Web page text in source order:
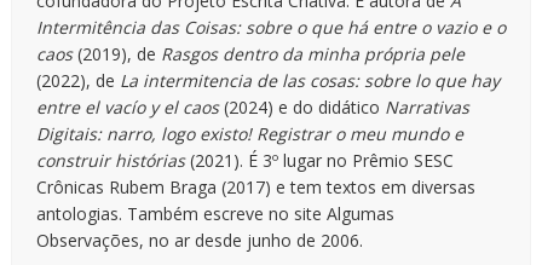
Intermitência das Coisas: sobre o que há entre o vazio e o
caos(2019), de Rasgos dentro da minha própria pele
(2022), de La intermitencia de las cosas: sobre lo que hay
entre el vacío y el caos(2024) e do didático Narrativas
Digitais: narro, logo existo! Registrar o meu mundo e
construir histórias(2021). É 3º lugar no Prêmio SESC
Crônicas Rubem Braga (2017) e tem textos em diversas
antologias. Também escreve no site Algumas
Observações, no ar desde junho de 2006.